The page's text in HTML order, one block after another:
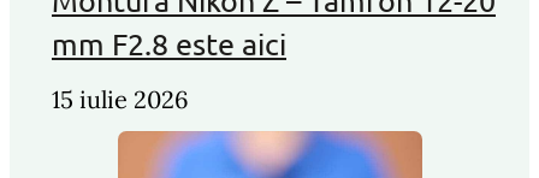
mm F2.8 este aici
15 iulie 2026